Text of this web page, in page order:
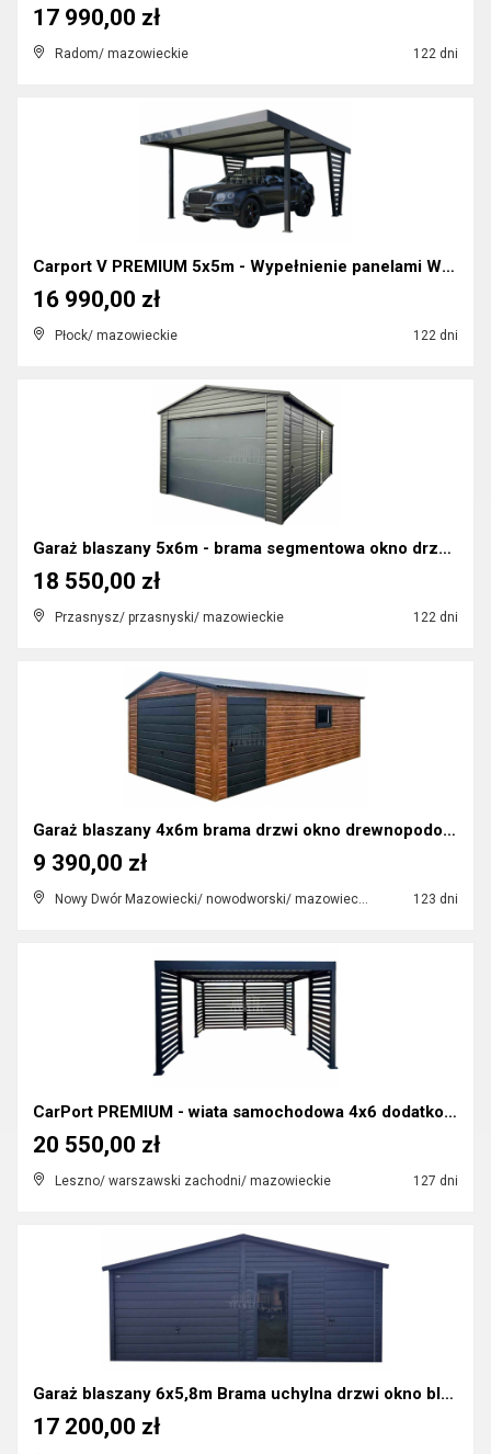
Radom/ mazowieckie 122 dni
17 990,00 zł
Carport V PREMIUM 5x5m - Wypełnienie panelami Wiat...
Płock/ mazowieckie 122 dni
16 990,00 zł
Garaż blaszany 5x6m - brama segmentowa okno drzwi...
Przasnysz/ przasnyski/ mazowieckie 122 dni
18 550,00 zł
Garaż blaszany 4x6m brama drzwi okno drewnopodob...
Nowy Dwór Mazowiecki/ nowodworski/ mazowieckie 123 dni
9 390,00 zł
CarPort PREMIUM - wiata samochodowa 4x6 dodatkowa ...
Leszno/ warszawski zachodni/ mazowieckie 127 dni
20 550,00 zł
Garaż blaszany 6x5,8m Brama uchylna drzwi okno bla...
17 200,00 zł